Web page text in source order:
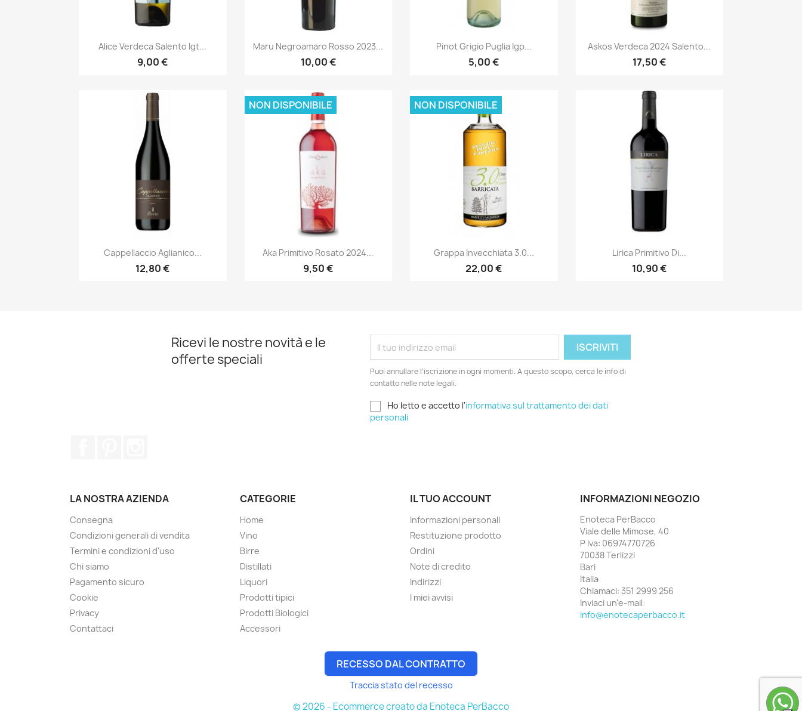
Anteprima
Alice Verdeca Salento Igt...
9,00 €
Anteprima
Maru Negroamaro Rosso 2023...
10,00 €
Anteprima
Pinot Grigio Puglia Igp...
5,00 €
Anteprima
Askos Verdeca 2024 Salento...
17,50 €
Anteprima
Cappellaccio Aglianico...
12,80 €
Anteprima
Aka Primitivo Rosato 2024...
9,50 €
NON DISPONIBILE
Anteprima
Grappa Invecchiata 3.0...
22,00 €
NON DISPONIBILE
Anteprima
Lirica Primitivo Di...
10,90 €
Ricevi le nostre novità e le
offerte speciali
Puoi annullare l'iscrizione in ogni momenti. A questo scopo, cerca le info di
contatto nelle note legali.
Ho letto e accetto l'informativa sul trattamento dei dati
personali
LA NOSTRA AZIENDA
Consegna
Condizioni generali di vendita
Termini e condizioni d'uso
Chi siamo
Pagamento sicuro
Cookie
Privacy
Contattaci
CATEGORIE
Home
Vino
Birre
Distillati
Liquori
Prodotti tipici
Prodotti Biologici
Accessori
IL TUO ACCOUNT
Informazioni personali
Restituzione prodotto
Ordini
Note di credito
Indirizzi
I miei avvisi
INFORMAZIONI NEGOZIO
Enoteca PerBacco
Viale delle Mimose, 40
P Iva: 06974770726
70038 Terlizzi
Bari
Italia
Chiamaci: 351 2999 256
Inviaci un'e-mail:
info@enotecaperbacco.it
RECESSO DAL CONTRATTO
Traccia stato del recesso
© 2026 - Ecommerce creato da Enoteca PerBacco